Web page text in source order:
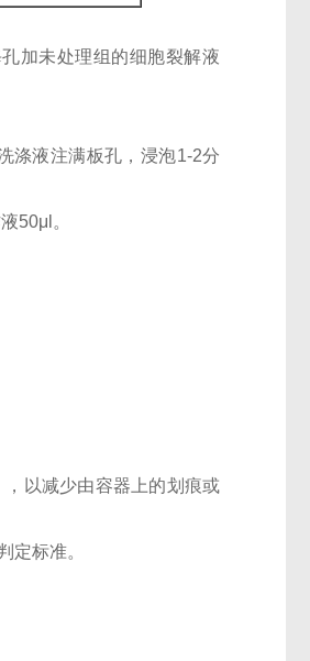
加未处理组的细胞裂解液
涤液注满板孔，浸泡1-2分
液50μl。
，以减少由容器上的划痕或
定标准。